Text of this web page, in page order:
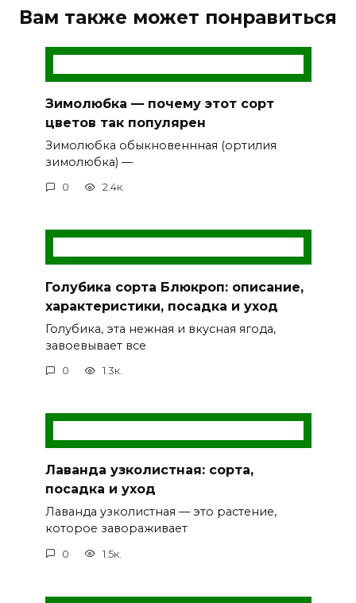
Вам также может понравиться
Зимолюбка — почему этот сорт
цветов так популярен
Зимолюбка обыкновеннная (ортилия
зимолюбка) —
0 2.4к.
Голубика сорта Блюкроп: описание,
характеристики, посадка и уход
Голубика, эта нежная и вкусная ягода,
завоевывает все
0 1.3к.
Лаванда узколистная: сорта,
посадка и уход
Лаванда узколистная — это растение,
которое завораживает
0 1.5к.